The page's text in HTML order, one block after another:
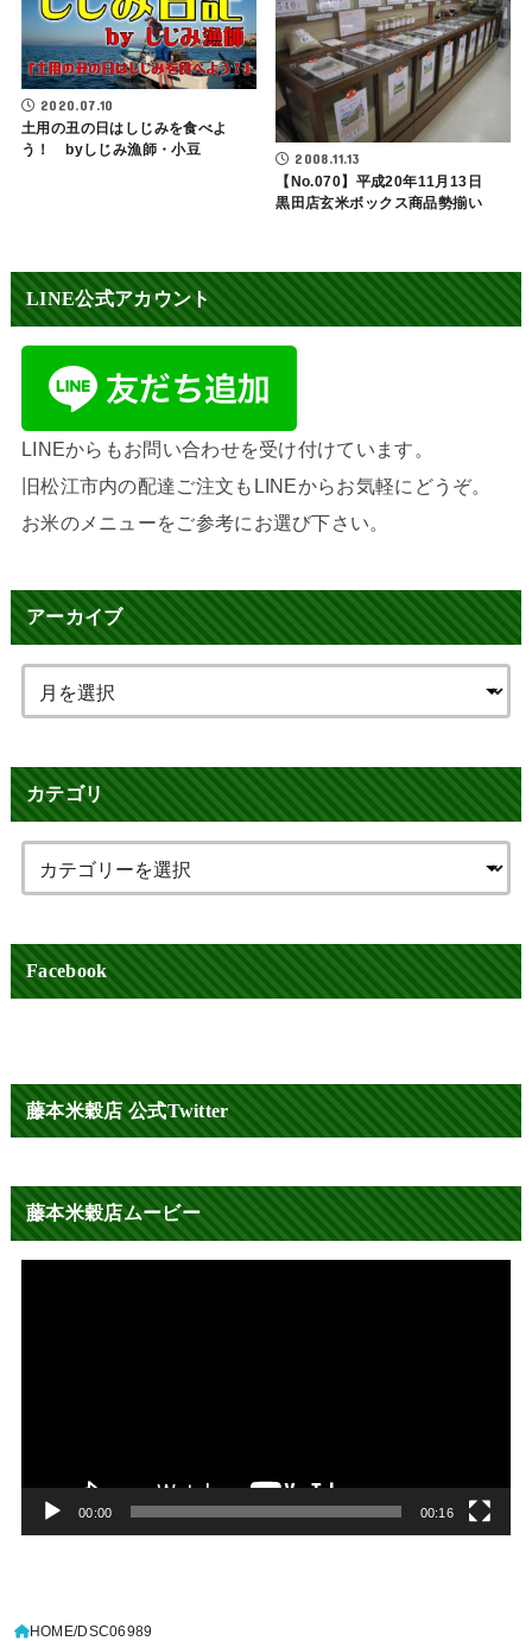
2020.07.10
土用の丑の日はしじみを食べよ
う！ byしじみ漁師・小豆
2008.11.13
【No.070】平成20年11月13日
黒田店玄米ボックス商品勢揃い
LINE公式アカウント
LINEからもお問い合わせを受け付けています。
旧松江市内の配達ご注文もLINEからお気軽にどうぞ。
お米のメニューをご参考にお選び下さい。
アーカイブ
カテゴリ
Facebook
藤本米穀店 公式Twitter
藤本米穀店ムービー
00:00 00:16
HOME DSC06989